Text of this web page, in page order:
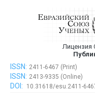
Лицензия
Евразийский Союз
ISSN: 2411-6467 (Print)
ISSN: 2413-9335 (Online)
DOI:
10.31618/esu.2411-